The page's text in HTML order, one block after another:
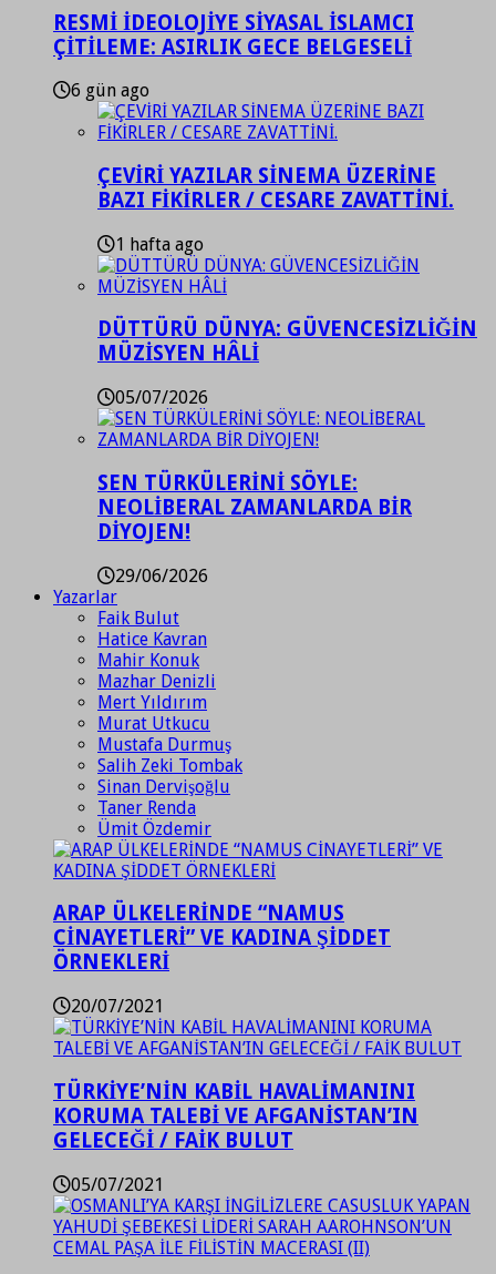
RESMİ İDEOLOJİYE SİYASAL İSLAMCI
ÇİTİLEME: ASIRLIK GECE BELGESELİ
6 gün ago
ÇEVİRİ YAZILAR SİNEMA ÜZERİNE
BAZI FİKİRLER / CESARE ZAVATTİNİ.
1 hafta ago
DÜTTÜRÜ DÜNYA: GÜVENCESİZLİĞİN
MÜZİSYEN HÂLİ
05/07/2026
SEN TÜRKÜLERİNİ SÖYLE:
NEOLİBERAL ZAMANLARDA BİR
DİYOJEN!
29/06/2026
Yazarlar
Faik Bulut
Hatice Kavran
Mahir Konuk
Mazhar Denizli
Mert Yıldırım
Murat Utkucu
Mustafa Durmuş
Salih Zeki Tombak
Sinan Dervişoğlu
Taner Renda
Ümit Özdemir
ARAP ÜLKELERİNDE “NAMUS
CİNAYETLERİ” VE KADINA ŞİDDET
ÖRNEKLERİ
20/07/2021
TÜRKİYE’NİN KABİL HAVALİMANINI
KORUMA TALEBİ VE AFGANİSTAN’IN
GELECEĞİ / FAİK BULUT
05/07/2021